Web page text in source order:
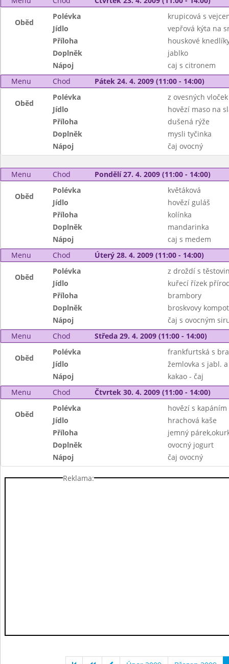
Oběd
Polévka
krupicová s
Jídlo
vepřová kýta na
Příloha
houskové
Doplněk
jablko
Nápoj
caj s citronem
Menu
Chod Pátek 24. 4. 2009 (11:00 - 14:00)
Oběd
Polévka
z ovesných vloček
Jídlo
hovězí maso na
Příloha
dušená rýže
Doplněk
mysli tyčinka
Nápoj
čaj ovocný
Menu Chod Pondělí 27. 4. 2009 (11:00 - 14:00)
Oběd
Polévka
květáková
Jídlo
hovězí guláš
Příloha
kolínka
Doplněk
mandarinka
Nápoj
caj s medem
Menu
Chod Úterý 28. 4. 2009 (11:00 - 14:00)
Oběd
Polévka
z droždí s
Jídlo
kuřecí řízek
Příloha
brambory
Doplněk
broskvovy kompot
Nápoj
čaj s ovocným
Menu
Chod Středa 29. 4. 2009 (11:00 - 14:00)
Oběd
Polévka
frankfurtská s
Jídlo
žemlovka s jabl.
Nápoj
kakao - čaj
Menu
Chod Čtvrtek 30. 4. 2009 (11:00 - 14:00)
Oběd
Polévka
hovězí s kapáním
Jídlo
hrachová kaše
Příloha
jemný
Doplněk
ovocný jogurt
Nápoj
čaj ovocný
Reklama: